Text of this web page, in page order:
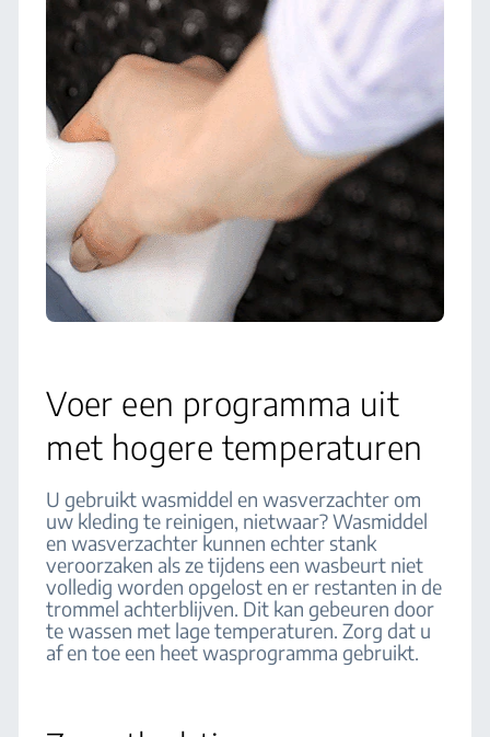
Voer een programma uit
met hogere temperaturen
U gebruikt wasmiddel en wasverzachter om
uw kleding te reinigen, nietwaar? Wasmiddel
en wasverzachter kunnen echter stank
veroorzaken als ze tijdens een wasbeurt niet
volledig worden opgelost en er restanten in de
trommel achterblijven. Dit kan gebeuren door
te wassen met lage temperaturen. Zorg dat u
af en toe een heet wasprogramma gebruikt.